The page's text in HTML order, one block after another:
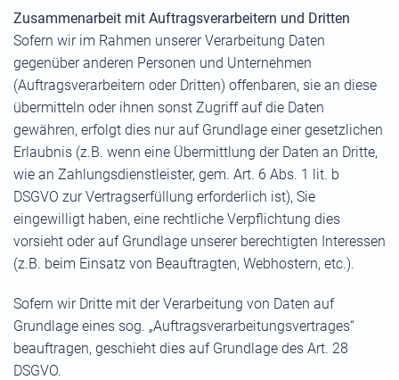
Zusammenarbeit mit Auftragsverarbeitern und Dritten
Sofern wir im Rahmen unserer Verarbeitung Daten
gegenüber anderen Personen und Unternehmen
(Auftragsverarbeitern oder Dritten) offenbaren, sie an diese
übermitteln oder ihnen sonst Zugriff auf die Daten
gewähren, erfolgt dies nur auf Grundlage einer gesetzlichen
Erlaubnis (z.B. wenn eine Übermittlung der Daten an Dritte,
wie an Zahlungsdienstleister, gem. Art. 6 Abs. 1 lit. b
DSGVO zur Vertragserfüllung erforderlich ist), Sie
eingewilligt haben, eine rechtliche Verpflichtung dies
vorsieht oder auf Grundlage unserer berechtigten Interessen
(z.B. beim Einsatz von Beauftragten, Webhostern, etc.).
Sofern wir Dritte mit der Verarbeitung von Daten auf
Grundlage eines sog. „Auftragsverarbeitungsvertrages“
beauftragen, geschieht dies auf Grundlage des Art. 28
DSGVO.